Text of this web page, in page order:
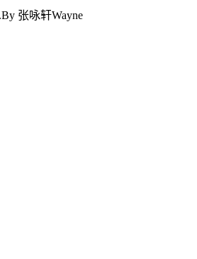
张咏轩Wayne